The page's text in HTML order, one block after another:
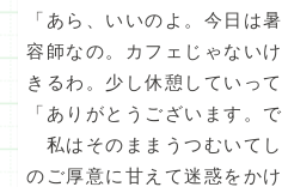
「あら、いいのよ。今日は
容師なの。カフェじゃない
きるわ。少し休憩していって
「ありがとうございます
私はそのままうつむいて
のご厚意に甘えて迷惑をか